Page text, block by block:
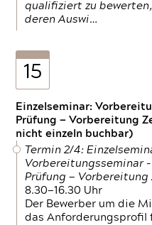
qualifiziert zu
deren Auswi…
15
Einzelseminar:
Prüfung — Vorbereitung
nicht einzeln buchbar)
Termin 2/4:
Vorbereitungsseminar -
Prüfung —
8.30—16.30 Uhr
Der Bewerber um die
das Anforderungsprofil